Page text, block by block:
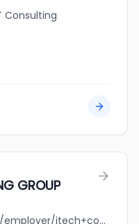
Consulting
GROUP
jobbank.gc.ca/browsejobs/employer/itech+consulting+group/ca